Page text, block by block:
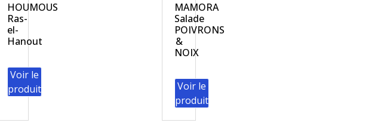
HOUMOUS
Ras-
el-
Hanout
Voir le
produit
MAMORA
Salade
POIVRONS
&
NOIX
Voir le
produit